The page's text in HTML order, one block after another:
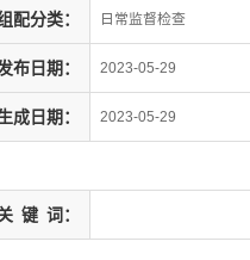
配分类： 日常监督检查
布日期： 2023-05-29
成日期： 2023-05-29
键 词：